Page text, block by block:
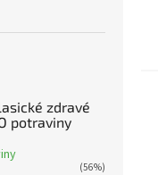
zdravé
potraviny
(56%)